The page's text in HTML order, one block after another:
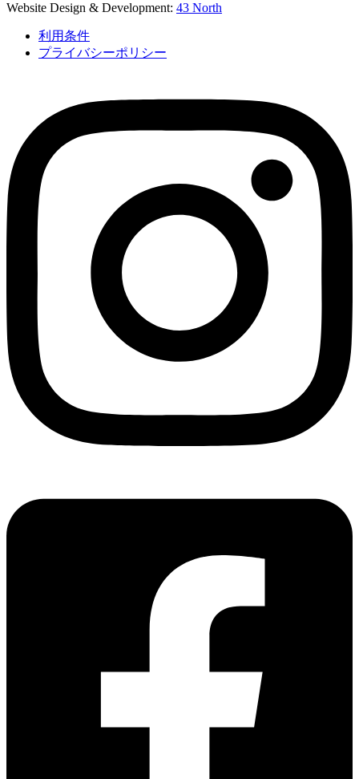
Website Design & Development: 43 North
利用条件
プライバシーポリシー